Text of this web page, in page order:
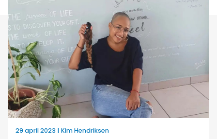
29 april 2023 | Kim Hendriksen